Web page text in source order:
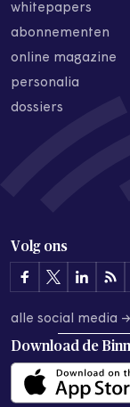
whitepapers
abonnementen
online magazine
personalia
dossiers
Volg ons
alle social media →
Download de